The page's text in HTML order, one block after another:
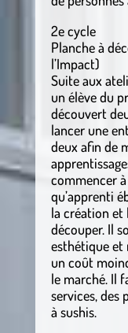
2e cycle
Planche à
l’Impact)
Suite aux
un élève du
découvert
lancer une
deux afin de
commencer
qu’apprenti
la création et
découper. Il
esthétique et
un coût
le marché. Il
services, des
à sushis.